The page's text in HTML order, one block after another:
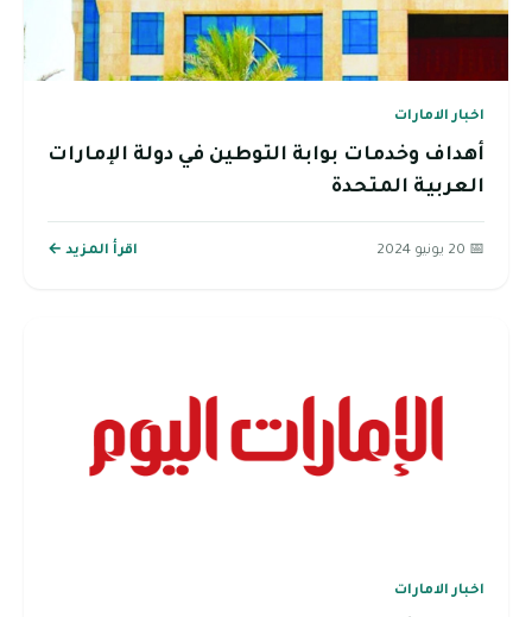
اخبار الامارات
أهداف وخدمات بوابة التوطين في دولة الإمارات
العربية المتحدة
📅 20 يونيو 2024 اقرأ المزيد ←
اخبار الامارات